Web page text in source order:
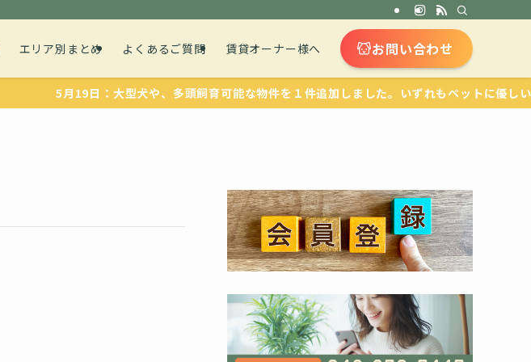
エリア別まとめ よくあるご質問 賃貸オーナー様へ お問い合わせ
5月19日：大型犬や、多頭飼育可能な物件を１件追加しました。いずれもペットに優しい設備